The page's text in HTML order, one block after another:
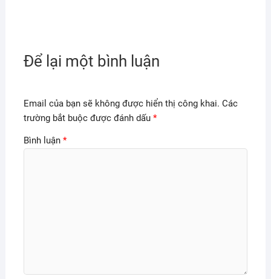
Để lại một bình luận
Email của bạn sẽ không được hiển thị công khai. Các
trường bắt buộc được đánh dấu *
Bình luận *